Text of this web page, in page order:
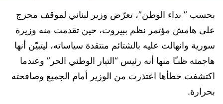
بحسب ” نداء الوطن”، تعرّض وزير لبناني لموقف محرج
على هامش مؤتمر نظم ببيروت، حين تقدمت منه وزيرة
سورية وانهالت عليه بالشتائم منتقدة سياساته، ليتبيّن أنها
هاجمته ظنـًا منها أنه رئيس “التيار الوطني الحر” وعندما
اكتشفت خطأها اعتذرت من الوزير أمام الجميع وصافحته
بحرارة.